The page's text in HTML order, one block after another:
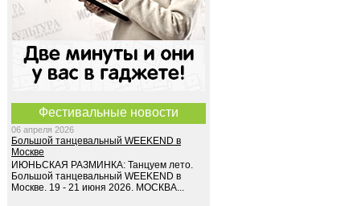
Фестивальные новости
06 апреля 2026
Большой танцевальный WEEKEND в
Москве
ИЮНЬСКАЯ РАЗМИНКА: Танцуем лето.
Большой танцевальный WEEKEND в
Москве. 19 - 21 июня 2026. МОСКВА...